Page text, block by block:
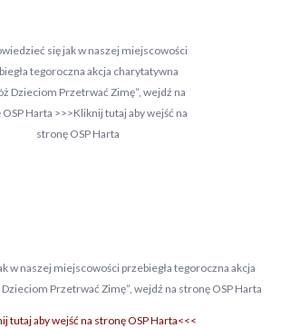
się jak w naszej miejscowości
tegoroczna akcja charytatywna
Dzieciom Przetrwać Zimę”, wejdź na
Harta >>>Kliknij tutaj aby wejść na
stronę OSP Harta
w naszej miejscowości przebiegła tegoroczna akcja
Przetrwać Zimę”, wejdź na stronę OSP Harta
tutaj aby wejść na stronę OSP Harta<<<